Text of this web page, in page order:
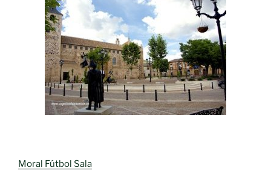
Moral Fútbol Sala